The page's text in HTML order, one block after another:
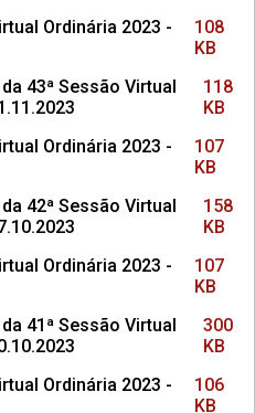
Ordinária 2023 -
108
KB
43ª Sessão Virtual
118
KB
Ordinária 2023 -
107
KB
42ª Sessão Virtual
158
KB
Ordinária 2023 -
107
KB
41ª Sessão Virtual
300
KB
Ordinária 2023 -
106
KB